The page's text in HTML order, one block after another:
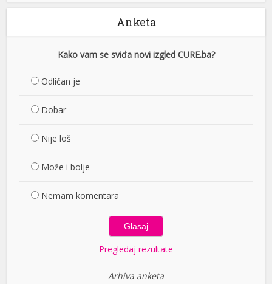
Anketa
Kako vam se sviđa novi izgled CURE.ba?
Odličan je
Dobar
Nije loš
Može i bolje
Nemam komentara
Pregledaj rezultate
Arhiva anketa